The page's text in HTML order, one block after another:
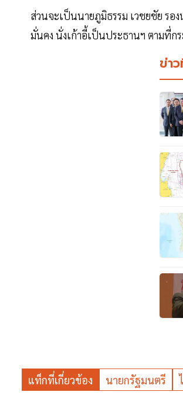
ส่วนจะเป็นนายภูมิธรรม เวชยชัย รอ
มั่นคง นั่งเก้าอี้เป็นประธานฯ ตามที่ก
ข่า
แท็กที่เกี่ยวข้อง นายกรัฐมนตรี